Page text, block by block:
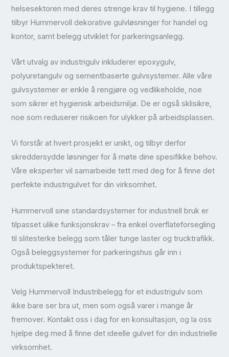
helsesektoren med deres strenge krav til hygiene. I tillegg
tilbyr Hummervoll dekorative gulvløsninger for handel og
kontor, samt belegg utviklet for parkeringsanlegg.
Vårt utvalg av industrigulv inkluderer epoxygulv,
polyuretangulv og sementbaserte gulvsystemer. Alle våre
gulvsystemer er enkle å rengjøre og vedlikeholde, noe
som sikrer et hygienisk arbeidsmiljø. De er også sklisikre,
noe som reduserer risikoen for ulykker på arbeidsplassen.
Vi forstår at hvert prosjekt er unikt, og tilbyr derfor
skreddersydde løsninger for å møte dine spesifikke behov.
Våre eksperter vil samarbeide tett med deg for å finne det
perfekte industrigulvet for din virksomhet.
Hummervoll sine standardsystemer for industriell bruk er
tilpasset ulike funksjonskrav – fra enkel overflateforsegling
til slitesterke belegg som tåler tunge laster og trucktrafikk.
Også beleggsystemer for parkeringshus går inn i
produktspekteret.
Velg Hummervoll Industribelegg for et industrigulv som
ikke bare ser bra ut, men som også varer i mange år
fremover. Kontakt oss i dag for en konsultasjon, og la oss
hjelpe deg med å finne det ideelle gulvet for din industrielle
virksomhet.